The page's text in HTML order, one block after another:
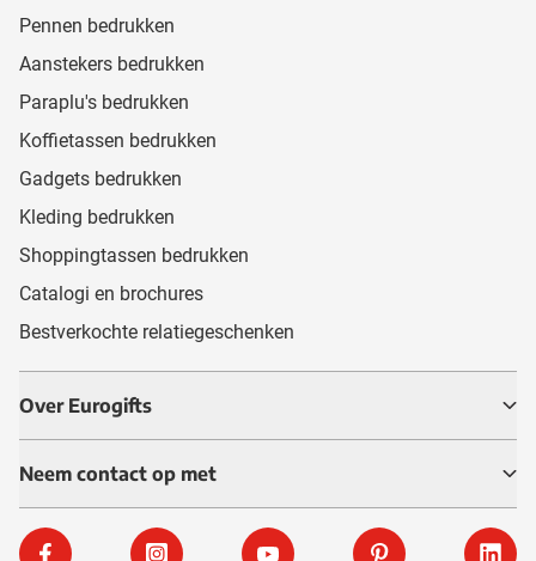
Pennen bedrukken
Aanstekers bedrukken
Paraplu's bedrukken
Koffietassen bedrukken
Gadgets bedrukken
Kleding bedrukken
Shoppingtassen bedrukken
Catalogi en brochures
Bestverkochte relatiegeschenken
Over Eurogifts
Neem contact op met